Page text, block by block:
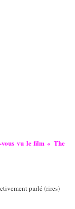
vous vu le film « The
parlé (rires)